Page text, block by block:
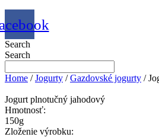
Search
Search
Home /Jogurty /Gazdovské jogurty /
Jogurt plnotučný jahodový
Hmotnosť:
150g
Zloženie výrobku: